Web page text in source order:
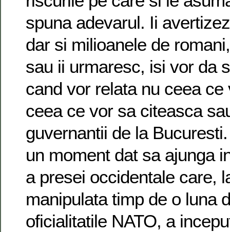
spuna adevarul. Ii
dar si milioanele de
sau ii urmaresc, isi vor da
cand vor relata nu ceea
ceea ce vor sa citeasca
guvernantii de la
un moment dat sa ajunga
a presei occidentale care,
manipulata timp de o luna
oficialitatile NATO, a